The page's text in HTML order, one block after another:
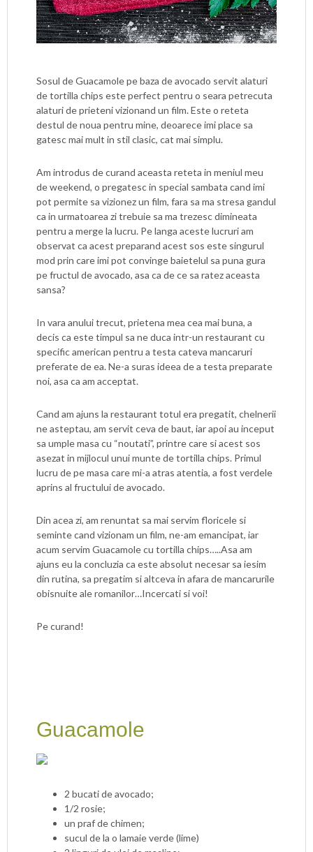
Sosul de Guacamole pe baza de avocado servit alaturi
de tortilla chips este perfect pentru o seara petrecuta
alaturi de prieteni vizionand un film. Este o reteta
destul de noua pentru mine, deoarece imi place sa
gatesc mai mult in stil clasic, cat mai simplu.
Am introdus de curand aceasta reteta in meniul meu
de weekend, o pregatesc in special sambata cand imi
pot permite sa vizionez un film, fara sa ma stresa gandul
ca in urmatoarea zi trebuie sa ma trezesc dimineata
pentru a merge la lucru. Pe langa aceste lucruri am
observat ca acest preparand acest sos este singurul
mod prin care imi pot convinge baietelul sa puna gura
pe fructul de avocado, asa ca de ce sa ratez aceasta
sansa?
In vara anului trecut, prietena mea cea mai buna, a
decis ca este timpul sa ne duca intr-un restaurant cu
specific american pentru a testa cateva mancaruri
preferate de ea. Ne-a suras ideea de a testa preparate
noi, asa ca am acceptat.
Cand am ajuns la restaurant totul era pregatit, chelnerii
ne asteptau, am servit ceva de baut, iar apoi au inceput
sa umple masa cu “noutati”, printre care si acest sos
asezat in mijlocul unui munte de tortilla chips. Primul
lucru de pe masa care mi-a atras atentia, a fost verdele
aprins al fructului de avocado.
Din acea zi, am renuntat sa mai servim floricele si
seminte cand vizionam un film, ne-am emancipat, iar
acum servim Guacamole cu tortilla chips…..Asa am
ajuns eu la concluzia ca este absolut necesar sa iesim
din rutina, sa pregatim si altceva in afara de mancarurile
obisnuite ale romanilor…Incercati si voi!
Pe curand!
Guacamole
2 bucati de avocado;
1/2 rosie;
un praf de chimen;
sucul de la o lamaie verde (lime)